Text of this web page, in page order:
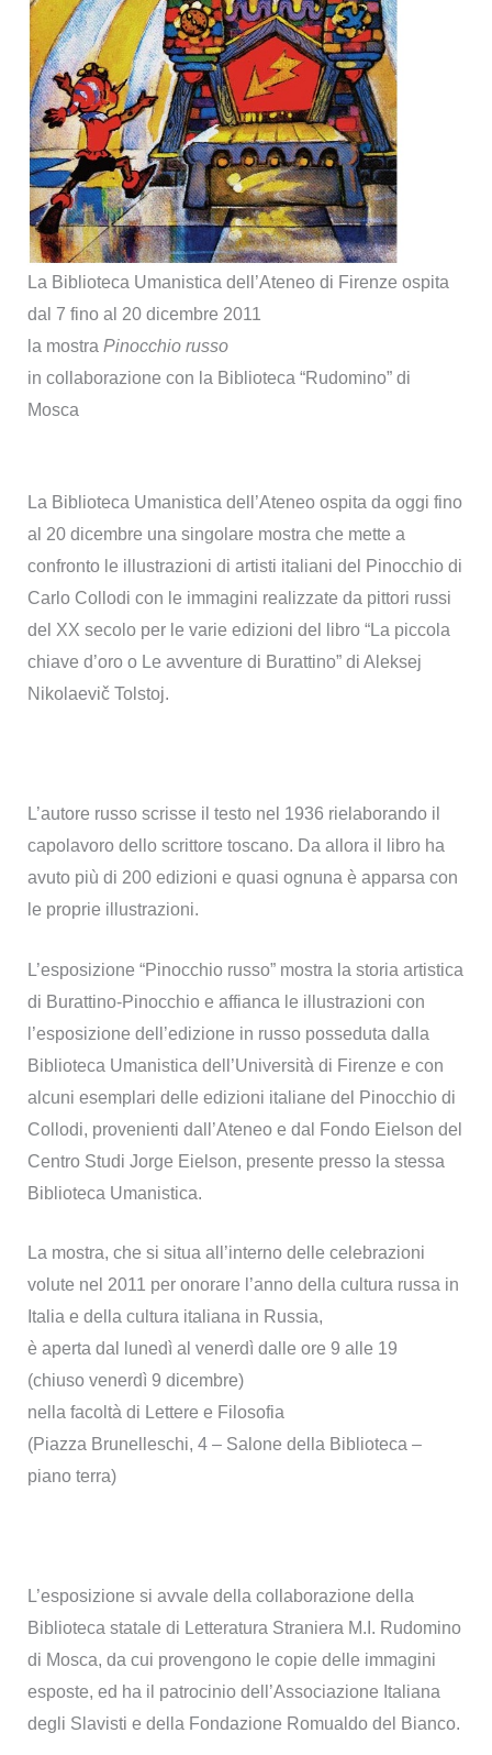
La Biblioteca Umanistica dell’Ateneo di Firenze ospita
dal 7 fino al 20 dicembre 2011
la mostra Pinocchio russo
in collaborazione con la Biblioteca “Rudomino” di
Mosca
La Biblioteca Umanistica dell’Ateneo ospita da oggi fino
al 20 dicembre una singolare mostra che mette a
confronto le illustrazioni di artisti italiani del Pinocchio di
Carlo Collodi con le immagini realizzate da pittori russi
del XX secolo per le varie edizioni del libro “La piccola
chiave d’oro o Le avventure di Burattino” di Aleksej
Nikolaevič Tolstoj.
L’autore russo scrisse il testo nel 1936 rielaborando il
capolavoro dello scrittore toscano. Da allora il libro ha
avuto più di 200 edizioni e quasi ognuna è apparsa con
le proprie illustrazioni.
L’esposizione “Pinocchio russo” mostra la storia artistica
di Burattino-Pinocchio e affianca le illustrazioni con
l’esposizione dell’edizione in russo posseduta dalla
Biblioteca Umanistica dell’Università di Firenze e con
alcuni esemplari delle edizioni italiane del Pinocchio di
Collodi, provenienti dall’Ateneo e dal Fondo Eielson del
Centro Studi Jorge Eielson, presente presso la stessa
Biblioteca Umanistica.
La mostra, che si situa all’interno delle celebrazioni
volute nel 2011 per onorare l’anno della cultura russa in
Italia e della cultura italiana in Russia,
è aperta dal lunedì al venerdì dalle ore 9 alle 19
(chiuso venerdì 9 dicembre)
nella facoltà di Lettere e Filosofia
(Piazza Brunelleschi, 4 – Salone della Biblioteca –
piano terra)
L’esposizione si avvale della collaborazione della
Biblioteca statale di Letteratura Straniera M.I. Rudomino
di Mosca, da cui provengono le copie delle immagini
esposte, ed ha il patrocinio dell’Associazione Italiana
degli Slavisti e della Fondazione Romualdo del Bianco.